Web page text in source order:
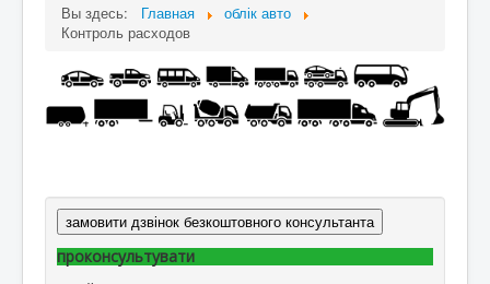
Вы здесь: Главная
облік авто
Контроль расходов
замовити дзвінок безкоштовного консультанта
проконсультувати